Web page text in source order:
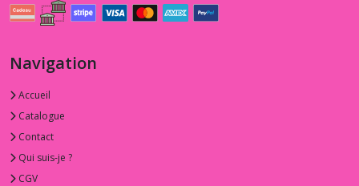
Navigation
Accueil
Catalogue
Contact
Qui suis-je ?
CGV